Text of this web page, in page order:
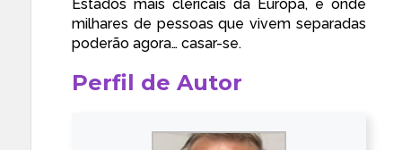
Estados mais clericais da Europa, e onde
milhares de pessoas que vivem separadas
poderão agora… casar-se.
Perfil de Autor